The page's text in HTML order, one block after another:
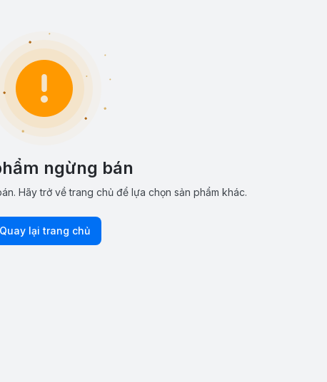
ngừng bán
Hãy trở về trang chủ để lựa chọn sản phẩm khác.
Quay lại trang chủ